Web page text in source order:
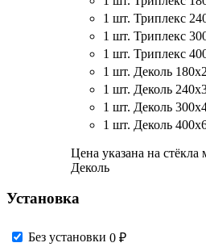
1 шт. Триплекс
1 шт. Триплекс
1 шт. Триплекс
1 шт. Деколь
1 шт. Деколь
1 шт. Деколь
1 шт. Деколь
Цена указана на стёкла
Деколь
Установка
Без установки 0 ₽